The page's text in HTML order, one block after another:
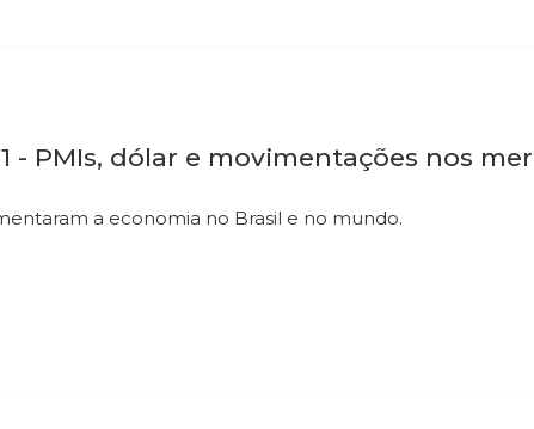
- PMIs, dólar e movimentações nos
a economia no Brasil e no mundo.